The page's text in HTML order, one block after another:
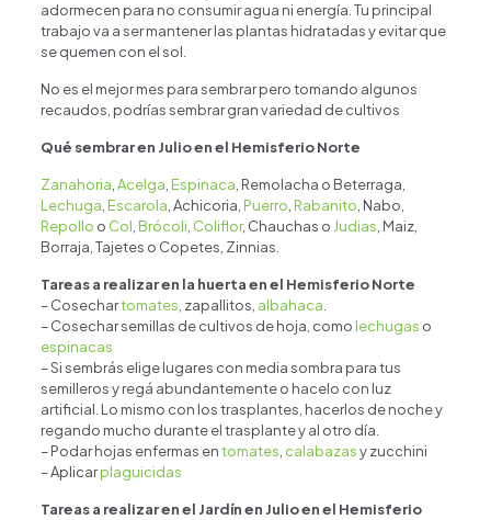
adormecen para no consumir agua ni energía. Tu principal
trabajo va a ser mantener las plantas hidratadas y evitar que
se quemen con el sol.
No es el mejor mes para sembrar pero tomando algunos
recaudos, podrías sembrar gran variedad de cultivos
Qué sembrar en Julio en el Hemisferio Norte
Zanahoria Acelga Espinaca , Remolacha o Beterraga,
Lechuga Escarola , Achicoria, Puerro Rabanito , Nabo,
Repollo o Col Brócoli Coliflor, Chauchas o Judias , Maiz,
Borraja, Tajetes o Copetes, Zinnias.
Tareas a realizar en la huerta en el Hemisferio Norte
– Cosechartomates , zapallitos, albahaca
– Cosechar semillas de cultivos de hoja, como lechugas o
espinacas
– Si sembrás elige lugares con media sombra para tus
semilleros y regá abundantemente o hacelo con luz
artificial. Lo mismo con los trasplantes, hacerlos de noche y
regando mucho durante el trasplante y al otro día.
– Podar hojas enfermas entomates calabazasy zucchini
– Aplicarplaguicidas
Tareas a realizar en el Jardín en Julio en el Hemisferio